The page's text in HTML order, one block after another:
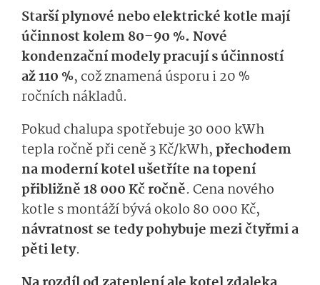
Starší plynové nebo elektrické kotle mají
účinnost kolem 80–90 %. Nové
kondenzační modely pracují s účinností
až 110 %, což znamená úsporu i 20 %
ročních nákladů.
Pokud chalupa spotřebuje 30 000 kWh
tepla ročně při ceně 3 Kč/kWh, přechodem
na moderní kotel ušetříte na topení
přibližně 18 000 Kč ročně. Cena nového
kotle s montáží bývá okolo 80 000 Kč,
návratnost se tedy pohybuje mezi čtyřmi a
pěti lety.